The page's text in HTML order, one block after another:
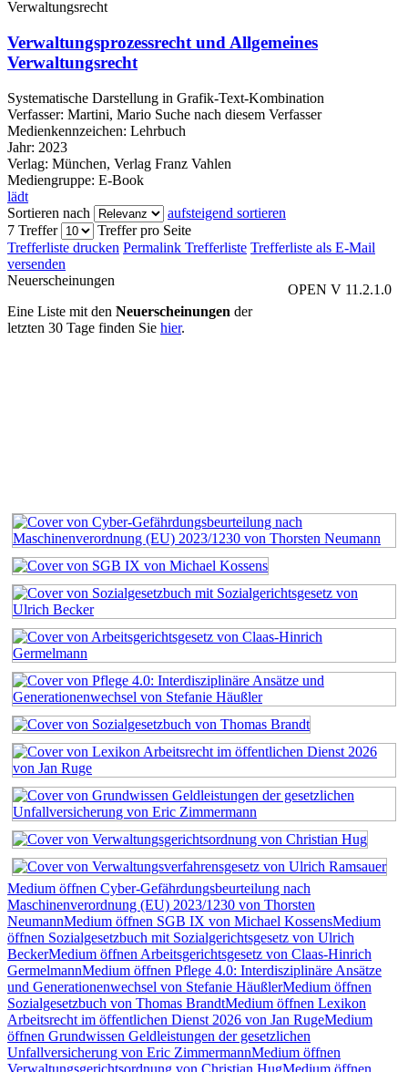
Verwaltungsprozessrecht und Allgemeines
Verwaltungsrecht
Systematische Darstellung in Grafik-Text-Kombination
Verfasser: Martini, Mario Suche nach diesem Verfasser
Medienkennzeichen: Lehrbuch
Jahr: 2023
Verlag: München, Verlag Franz Vahlen
Mediengruppe: E-Book
lädt
Sortieren nach
aufsteigend sortieren
7 Treffer
Treffer pro Seite
Trefferliste drucken Permalink Trefferliste Trefferliste als E-Mail
versenden
OPEN V 11.2.1.0
Neuerscheinungen
Eine Liste mit den Neuerscheinungen der
letzten 30 Tage finden Sie hier.
Medium öffnen Cyber-Gefährdungsbeurteilung nach
Maschinenverordnung (EU) 2023/1230 von Thorsten
NeumannMedium öffnen SGB IX von Michael KossensMedium
öffnen Sozialgesetzbuch mit Sozialgerichtsgesetz von Ulrich
BeckerMedium öffnen Arbeitsgerichtsgesetz von Claas-Hinrich
GermelmannMedium öffnen Pflege 4.0: Interdisziplinäre Ansätze
und Generationenwechsel von Stefanie HäußlerMedium öffnen
Sozialgesetzbuch von Thomas BrandtMedium öffnen Lexikon
Arbeitsrecht im öffentlichen Dienst 2026 von Jan RugeMedium
öffnen Grundwissen Geldleistungen der gesetzlichen
Unfallversicherung von Eric ZimmermannMedium öffnen
Verwaltungsgerichtsordnung von Christian HugMedium öffnen